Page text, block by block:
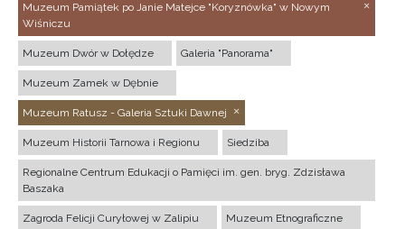
Muzeum Pamiątek po Janie Matejce "Koryznówka" w Nowym
Wiśniczu
Muzeum Dwór w Dołędze Galeria "Panorama"
Muzeum Zamek w Dębnie
Muzeum Ratusz - Galeria Sztuki Dawnej
Muzeum Historii Tarnowa i Regionu Siedziba
Regionalne Centrum Edukacji o Pamięci im. gen. bryg. Zdzisława
Baszaka
Zagroda Felicji Curyłowej w Zalipiu Muzeum Etnograficzne